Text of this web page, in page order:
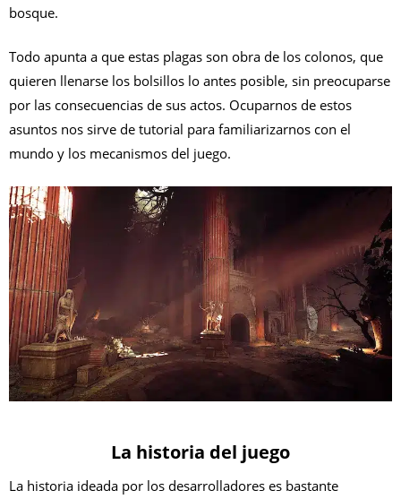
bosque.
Todo apunta a que estas plagas son obra de los colonos, que
quieren llenarse los bolsillos lo antes posible, sin preocuparse
por las consecuencias de sus actos. Ocuparnos de estos
asuntos nos sirve de tutorial para familiarizarnos con el
mundo y los mecanismos del juego.
La historia del juego
La historia ideada por los desarrolladores es bastante